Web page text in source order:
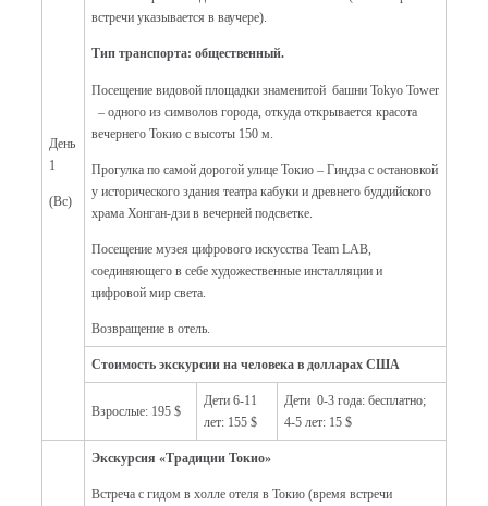
День
1
(Вс)
встречи указывается в ваучере).
Тип транспорта: общественный.
Посещение видовой площадки знаменитой башни Tokyo Tower
– одного из символов города, откуда открывается красота
вечернего Токио с высоты 150 м.
Прогулка по самой дорогой улице Токио – Гиндза с остановкой
у исторического здания театра кабуки и древнего буддийского
храма Хонган-дзи в вечерней подсветке.
Посещение музея цифрового искусства Team LAB,
соединяющего в себе художественные инсталляции и
цифровой мир света.
Возвращение в отель.
Стоимость экскурсии на человека в долларах США
Взрослые: 195 $
Дети 6-11
лет: 155 $
Дети 0-3 года: бесплатно;
4-5 лет: 15 $
Экскурсия «Традиции Токио»
Встреча с гидом в холле отеля в Токио (время встречи